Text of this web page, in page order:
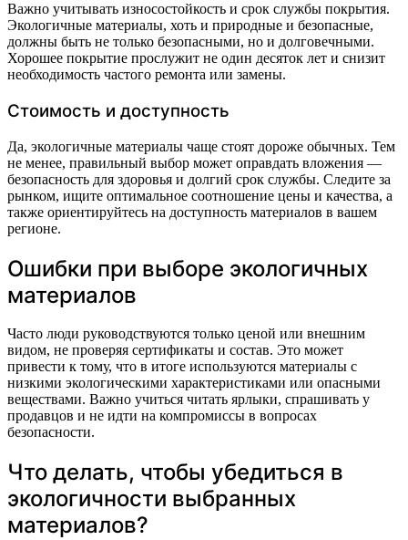
Важно учитывать износостойкость и срок службы покрытия.
Экологичные материалы, хоть и природные и безопасные,
должны быть не только безопасными, но и долговечными.
Хорошее покрытие прослужит не один десяток лет и снизит
необходимость частого ремонта или замены.
Стоимость и доступность
Да, экологичные материалы чаще стоят дороже обычных. Тем
не менее, правильный выбор может оправдать вложения —
безопасность для здоровья и долгий срок службы. Следите за
рынком, ищите оптимальное соотношение цены и качества, а
также ориентируйтесь на доступность материалов в вашем
регионе.
Ошибки при выборе экологичных
материалов
Часто люди руководствуются только ценой или внешним
видом, не проверяя сертификаты и состав. Это может
привести к тому, что в итоге используются материалы с
низкими экологическими характеристиками или опасными
веществами. Важно учиться читать ярлыки, спрашивать у
продавцов и не идти на компромиссы в вопросах
безопасности.
Что делать, чтобы убедиться в
экологичности выбранных
материалов?